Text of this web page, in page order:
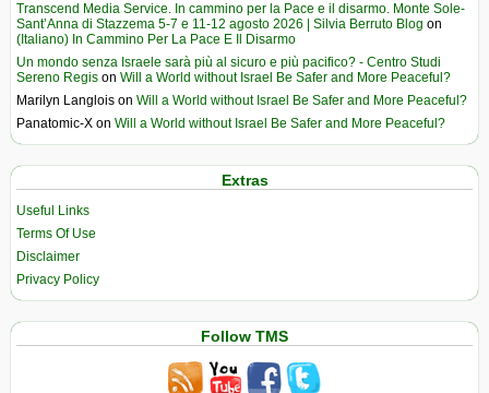
Transcend Media Service. In cammino per la Pace e il disarmo. Monte Sole-
Sant’Anna di Stazzema 5-7 e 11-12 agosto 2026 | Silvia Berruto Blog on
(Italiano) In Cammino Per La Pace E Il Disarmo
Un mondo senza Israele sarà più al sicuro e più pacifico? - Centro Studi
Sereno Regis on Will a World without Israel Be Safer and More Peaceful?
Marilyn Langlois on Will a World without Israel Be Safer and More Peaceful?
Panatomic-X on Will a World without Israel Be Safer and More Peaceful?
Extras
Useful Links
Terms Of Use
Disclaimer
Privacy Policy
Follow TMS